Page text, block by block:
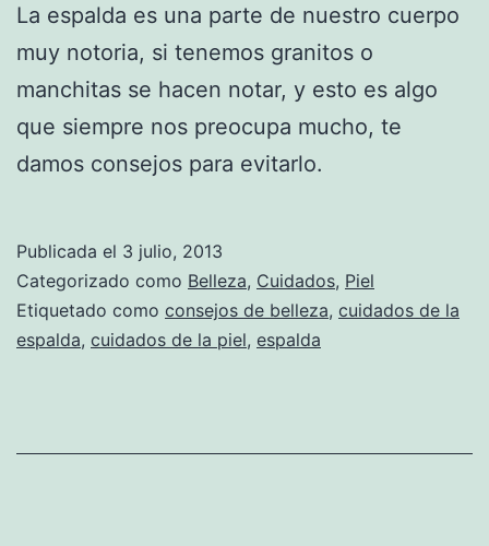
La espalda es una parte de nuestro cuerpo
muy notoria, si tenemos granitos o
manchitas se hacen notar, y esto es algo
que siempre nos preocupa mucho, te
damos consejos para evitarlo.
Publicada el 3 julio, 2013
Categorizado como Belleza, Cuidados, Piel
Etiquetado como consejos de belleza, cuidados de la
espalda, cuidados de la piel, espalda